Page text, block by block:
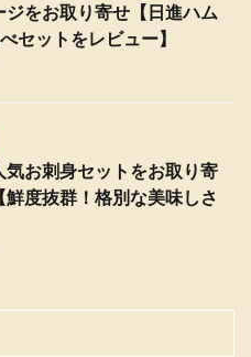
ジをお取り寄せ【日進ハム
セットをレビュー】
気お刺身セットをお取り寄
度抜群！格別な美味しさ